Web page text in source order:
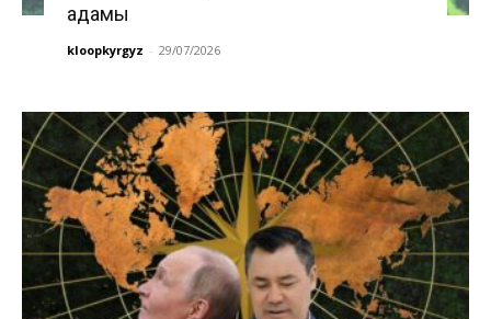
адамы
kloopkyrgyz - 29/07/2026